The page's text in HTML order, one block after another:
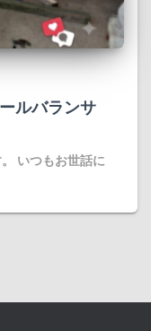
ルバランサ
いつもお世話に